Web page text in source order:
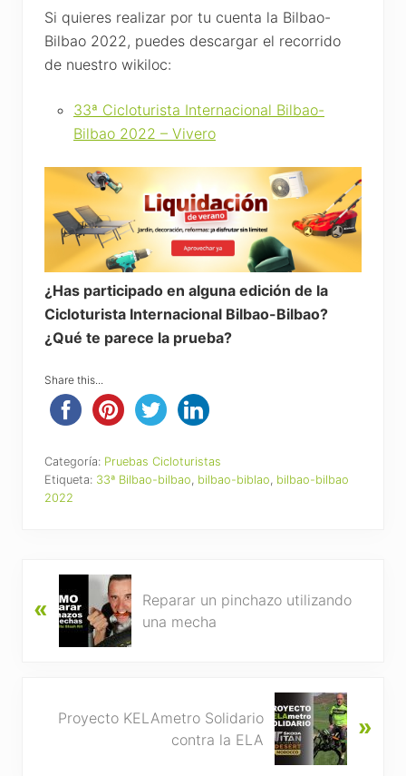
Si quieres realizar por tu cuenta la Bilbao-
Bilbao 2022, puedes descargar el recorrido
de nuestro wikiloc:
33ª Cicloturista Internacional Bilbao-
Bilbao 2022 – Vivero
¿Has participado en alguna edición de la
Cicloturista Internacional Bilbao-Bilbao?
¿Qué te parece la prueba?
Share this...
Categoría: Pruebas Cicloturistas
Etiqueta: 33ª Bilbao-bilbao bilbao-biblao bilbao-bilbao
2022
r
«
Reparar un pinchazo utilizando
una mecha
Proyecto KELAmetro Solidario
contra la ELA
»